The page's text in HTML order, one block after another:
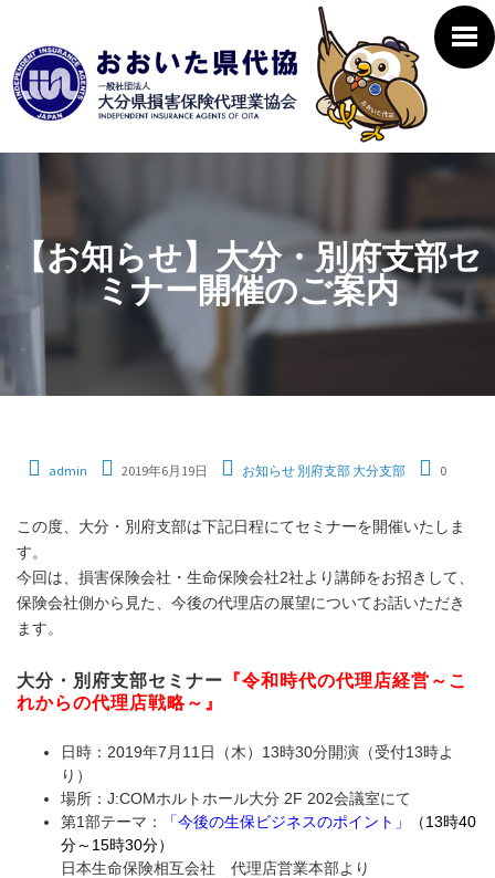
【お知らせ】大分・別府支部セ
ミナー開催のご案内
admin 2019年6月19日 お知らせ 別府支部 大分支部 0
この度、大分・別府支部は下記日程にてセミナーを開催いたしま
す。
今回は、損害保険会社・生命保険会社2社より講師をお招きして、
保険会社側から見た、今後の代理店の展望についてお話いただき
ます。
大分・別府支部セミナー 『令和時代の代理店経営～こ
れからの代理店戦略～』
日時：2019年7月11日（木）13時30分開演（受付13時よ
り）
場所：J:COMホルトホール大分 2F 202会議室にて
第1部テーマ：
「今後の生保ビジネスのポイント」
（13時40
分～15時30分）
日本生命保険相互会社 代理店営業本部より